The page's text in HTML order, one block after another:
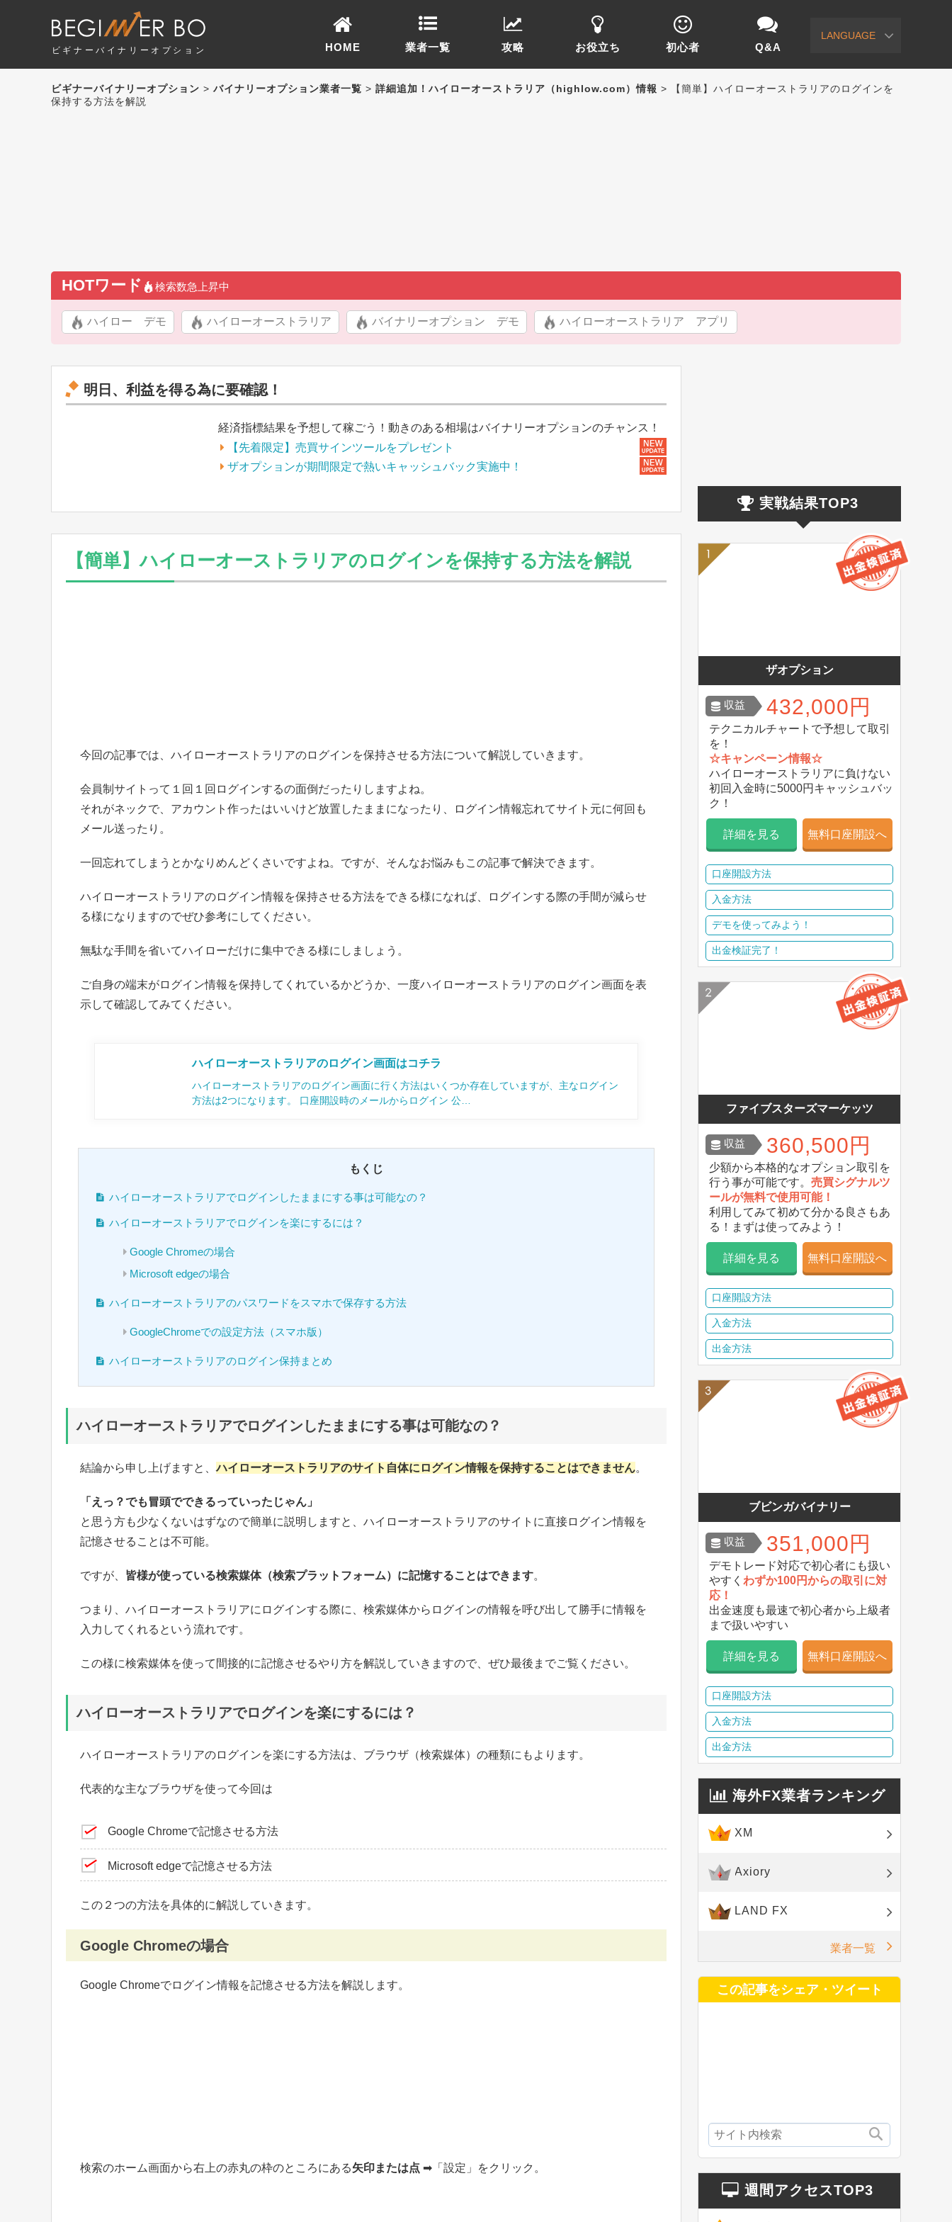
ビギナーバイナリーオプション
LANGUAGE
HOME 業者一覧 攻略 お役立ち 初心者 Q&A
ビギナーバイナリーオプション > バイナリーオプション業者一覧 > 詳細追加！ハイローオーストラリア（highlow.com）情報 > 【簡単】ハイローオーストラリアのログインを
保持する方法を解説
HOTワード 検索数急上昇中
ハイロー デモ ハイローオーストラリア バイナリーオプション デモ ハイローオーストラリア アプリ
明日、利益を得る為に要確認！
経済指標結果を予想して稼ごう！動きのある相場はバイナリーオプションのチャンス！
【先着限定】売買サインツールをプレゼント
ザオプションが期間限定で熱いキャッシュバック実施中！
【簡単】ハイローオーストラリアのログインを保持する方法を解説
今回の記事では、ハイローオーストラリアのログインを保持させる方法について解説していきます。
会員制サイトって１回１回ログインするの面倒だったりしますよね。
それがネックで、アカウント作ったはいいけど放置したままになったり、ログイン情報忘れてサイト元に何回も
メール送ったり。
一回忘れてしまうとかなりめんどくさいですよね。ですが、そんなお悩みもこの記事で解決できます。
ハイローオーストラリアのログイン情報を保持させる方法をできる様になれば、ログインする際の手間が減らせ
る様になりますのでぜひ参考にしてください。
無駄な手間を省いてハイローだけに集中できる様にしましょう。
ご自身の端末がログイン情報を保持してくれているかどうか、一度ハイローオーストラリアのログイン画面を表
示して確認してみてください。
ハイローオーストラリアのログイン画面はコチラ
ハイローオーストラリアのログイン画面に行く方法はいくつか存在していますが、主なログイン
方法は2つになります。 口座開設時のメールからログイン 公…
もくじ
ハイローオーストラリアでログインしたままにする事は可能なの？
ハイローオーストラリアでログインを楽にするには？
Google Chromeの場合
Microsoft edgeの場合
ハイローオーストラリアのパスワードをスマホで保存する方法
GoogleChromeでの設定方法（スマホ版）
ハイローオーストラリアのログイン保持まとめ
ハイローオーストラリアでログインしたままにする事は可能なの？
結論から申し上げますと、ハイローオーストラリアのサイト自体にログイン情報を保持することはできません。
「えっ？でも冒頭でできるっていったじゃん」
と思う方も少なくないはずなので簡単に説明しますと、ハイローオーストラリアのサイトに直接ログイン情報を
記憶させることは不可能。
ですが、 皆様が使っている検索媒体（検索プラットフォーム）に記憶することはできます。
つまり、ハイローオーストラリアにログインする際に、検索媒体からログインの情報を呼び出して勝手に情報を
入力してくれるという流れです。
この様に検索媒体を使って間接的に記憶させるやり方を解説していきますので、ぜひ最後までご覧ください。
ハイローオーストラリアでログインを楽にするには？
ハイローオーストラリアのログインを楽にする方法は、ブラウザ（検索媒体）の種類にもよります。
代表的な主なブラウザを使って今回は
Google Chromeで記憶させる方法
Microsoft edgeで記憶させる方法
この２つの方法を具体的に解説していきます。
Google Chromeの場合
Google Chromeでログイン情報を記憶させる方法を解説します。
検索のホーム画面から右上の赤丸の枠のところにある矢印または点 ➡︎「設定」をクリック。
実戦結果TOP3
ザオプション
収益 432,000円
テクニカルチャートで予想して取引
を！
☆キャンペーン情報☆
ハイローオーストラリアに負けない
初回入金時に5000円キャッシュバッ
ク！
詳細を見る 無料口座開設へ
口座開設方法
入金方法
デモを使ってみよう！
出金検証完了！
ファイブスターズマーケッツ
収益 360,500円
少額から本格的なオプション取引を
行う事が可能です。 売買シグナルツ
ールが無料で使用可能！
利用してみて初めて分かる良さもあ
る！まずは使ってみよう！
詳細を見る 無料口座開設へ
口座開設方法
入金方法
出金方法
ブビンガバイナリー
収益 351,000円
デモトレード対応で初心者にも扱い
やすく わずか100円からの取引に対
応！
出金速度も最速で初心者から上級者
まで扱いやすい
詳細を見る 無料口座開設へ
口座開設方法
入金方法
出金方法
海外FX業者ランキング
XM
Axiory
LAND FX
業者一覧
この記事をシェア・ツイート
週間アクセスTOP3